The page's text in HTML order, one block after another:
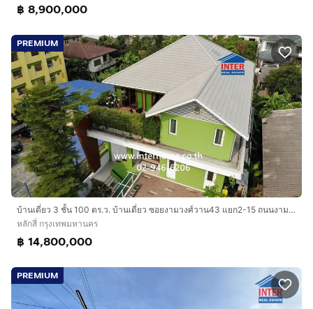
฿ 8,900,000
PREMIUM
บ้านเดี่ยว 3 ชั้น 100 ตร.ว. บ้านเดี่ยว ซอยงามวงศ์วาน43 แยก2-15 ถนนงามวงศ์วาน ถนนชินเขต เขตหลักสี่ กรุงเทพมหานคร
หลักสี่ กรุงเทพมหานคร
฿ 14,800,000
PREMIUM